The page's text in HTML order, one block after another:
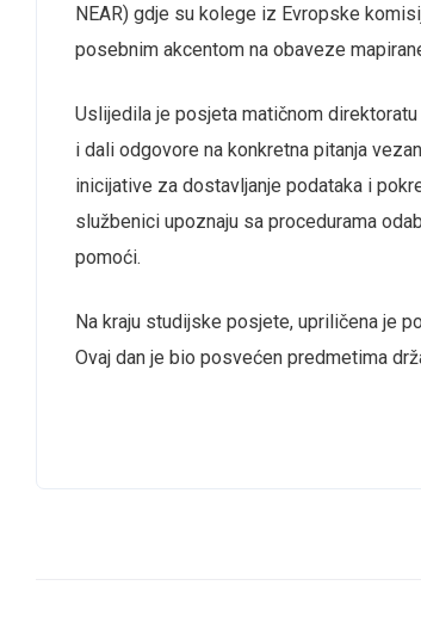
NEAR) gdje su kolege iz Evropske
posebnim akcentom na obaveze
Uslijedila je posjeta matičnom
i dali odgovore na konkretna pitanja
inicijative za dostavljanje podataka i
službenici upoznaju sa procedurama
pomoći.
Na kraju studijske posjete, upriličena je
Ovaj dan je bio posvećen predmetima